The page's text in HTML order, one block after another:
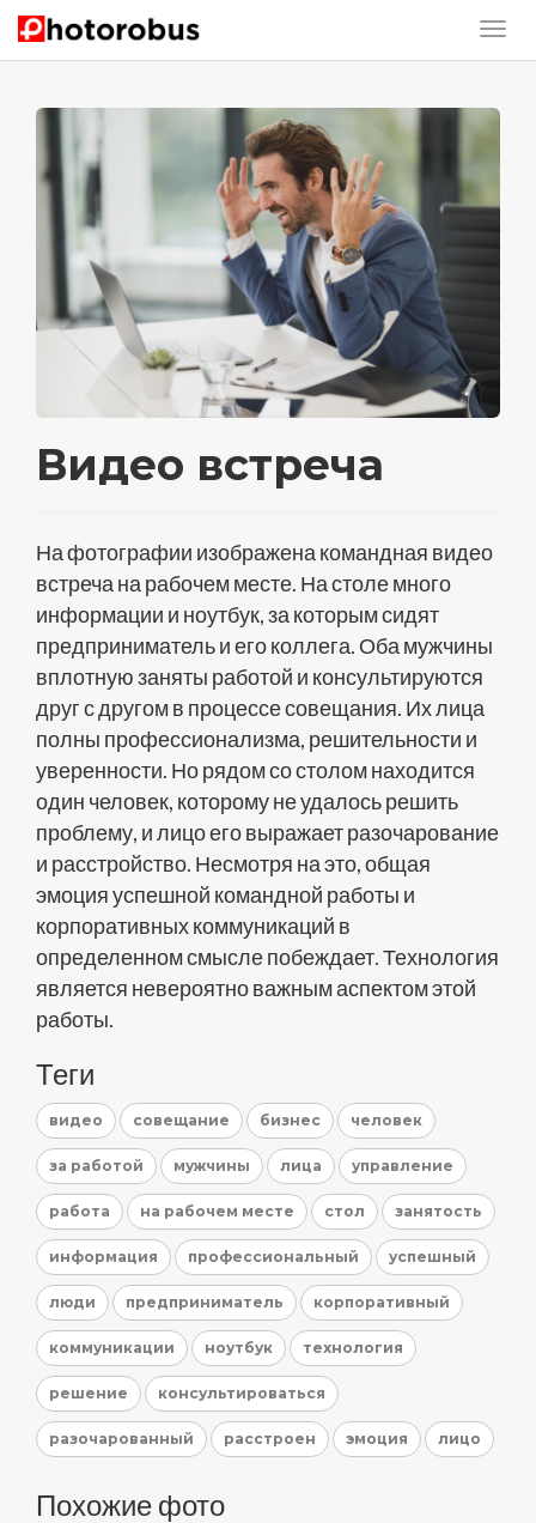
Видео встреча
На фотографии изображена командная видео
встреча на рабочем месте. На столе много
информации и ноутбук, за которым сидят
предприниматель и его коллега. Оба мужчины
вплотную заняты работой и консультируются
друг с другом в процессе совещания. Их лица
полны профессионализма, решительности и
уверенности. Но рядом со столом находится
один человек, которому не удалось решить
проблему, и лицо его выражает разочарование
и расстройство. Несмотря на это, общая
эмоция успешной командной работы и
корпоративных коммуникаций в
определенном смысле побеждает. Технология
является невероятно важным аспектом этой
работы.
Теги
видео совещание бизнес человек
за работой мужчины лица управление
работа на рабочем месте стол занятость
информация профессиональный успешный
люди предприниматель корпоративный
коммуникации ноутбук технология
решение консультироваться
разочарованный расстроен эмоция лицо
Похожие фото